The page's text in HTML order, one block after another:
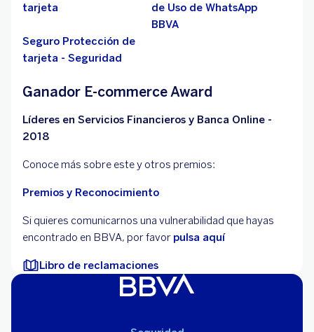
tarjeta
de Uso de WhatsApp
BBVA
Seguro Protección de
tarjeta - Seguridad
Ganador E-commerce Award
Líderes en Servicios Financieros y Banca Online -
2018
Conoce más sobre este y otros premios:
Premios y Reconocimiento
Si quieres comunicarnos una vulnerabilidad que hayas
encontrado en BBVA, por favor pulsa aquí
Libro de reclamaciones